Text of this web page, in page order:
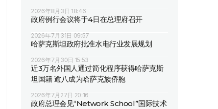
2026年8月3日 18:46
政府例行会议将于4日在总理府召开
2026年7月31日 09:57
哈萨克斯坦政府批准水电行业发展规划
2026年7月30日 15:53
近3万名外国人通过简化程序获得哈萨克斯
坦国籍 逾八成为哈萨克族侨胞
2026年7月27日 20:16
政府总理会见“Network School”国际技术